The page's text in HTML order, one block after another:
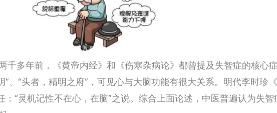
千多年前，《黄帝内经》和《伤寒杂病论》都曾提及失智症的核心
”、“头者，精明之府”，可见心与大脑功能有很大关系。明代李时珍
：“灵机记性不在心，在脑”之说。综合上面论述，中医普遍认为失